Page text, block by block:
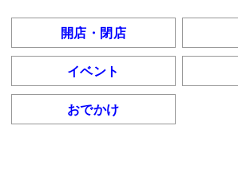
開店・閉店
イベント
おでかけ